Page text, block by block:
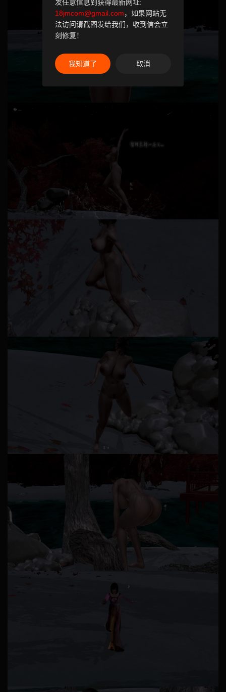
发任意信息到获得最新网址:
18jmcom@gmail.com，如果网站无
法访问请截图发给我们，收到信会立
刻修复！
我知道了 取消